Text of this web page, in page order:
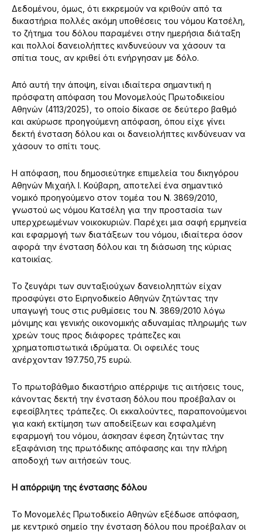
Δεδομένου, όμως, ότι εκκρεμούν να κριθούν από τα
δικαστήρια πολλές ακόμη υποθέσεις του νόμου Κατσέλη,
το ζήτημα του δόλου παραμένει στην ημερήσια διάταξη
και πολλοί δανειολήπτες κινδυνεύουν να χάσουν τα
σπίτια τους, αν κριθεί ότι ενήργησαν με δόλο.
Από αυτή την άποψη, είναι ιδιαίτερα σημαντική η
πρόσφατη απόφαση του Μονομελούς Πρωτοδικείου
Αθηνών (4113/2025), το οποίο δίκασε σε δεύτερο βαθμό
και ακύρωσε προηγούμενη απόφαση, όπου είχε γίνει
δεκτή ένσταση δόλου και οι δανειολήπτες κινδύνευαν να
χάσουν το σπίτι τους.
Η απόφαση, που δημοσιεύτηκε επιμελεία του δικηγόρου
Αθηνών Μιχαήλ Ι. Κούβαρη, αποτελεί ένα σημαντικό
νομικό προηγούμενο στον τομέα του Ν. 3869/2010,
γνωστού ως νόμου Κατσέλη για την προστασία των
υπερχρεωμένων νοικοκυριών. Παρέχει μια σαφή ερμηνεία
και εφαρμογή των διατάξεων του νόμου, ιδιαίτερα όσον
αφορά την ένσταση δόλου και τη διάσωση της κύριας
κατοικίας.
Το ζευγάρι των συνταξιούχων δανειοληπτών είχαν
προσφύγει στο Ειρηνοδικείο Αθηνών ζητώντας την
υπαγωγή τους στις ρυθμίσεις του Ν. 3869/2010 λόγω
μόνιμης και γενικής οικονομικής αδυναμίας πληρωμής των
χρεών τους προς διάφορες τράπεζες και
χρηματοπιστωτικά ιδρύματα. Οι οφειλές τους
ανέρχονταν 197.750,75 ευρώ.
Το πρωτοβάθμιο δικαστήριο απέρριψε τις αιτήσεις τους,
κάνοντας δεκτή την ένσταση δόλου που προέβαλαν οι
εφεσίβλητες τράπεζες. Οι εκκαλούντες, παραπονούμενοι
για κακή εκτίμηση των αποδείξεων και εσφαλμένη
εφαρμογή του νόμου, άσκησαν έφεση ζητώντας την
εξαφάνιση της πρωτόδικης απόφασης και την πλήρη
αποδοχή των αιτήσεών τους.
Η απόρριψη της ένστασης δόλου
Το Μονομελές Πρωτοδικείο Αθηνών εξέδωσε απόφαση,
με κεντρικό σημείο την ένσταση δόλου που προέβαλαν οι